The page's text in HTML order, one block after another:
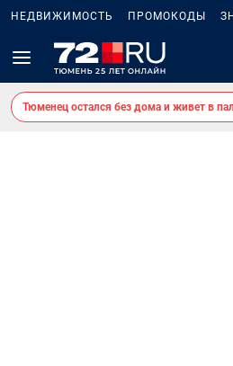
НЕДВИЖИМОСТЬ ПРОМОКОДЫ
Тюменец остался без дома и живет в